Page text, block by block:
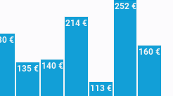
€
135 € 140 €
214 €
113 €
252 €
160 €